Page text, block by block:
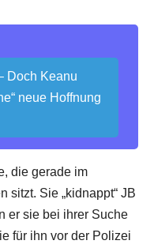
Doch Keanu
neue Hoffnung
die gerade im
sitzt. Sie „kidnappt“ JB
er sie bei ihrer Suche
für ihn vor der Polizei